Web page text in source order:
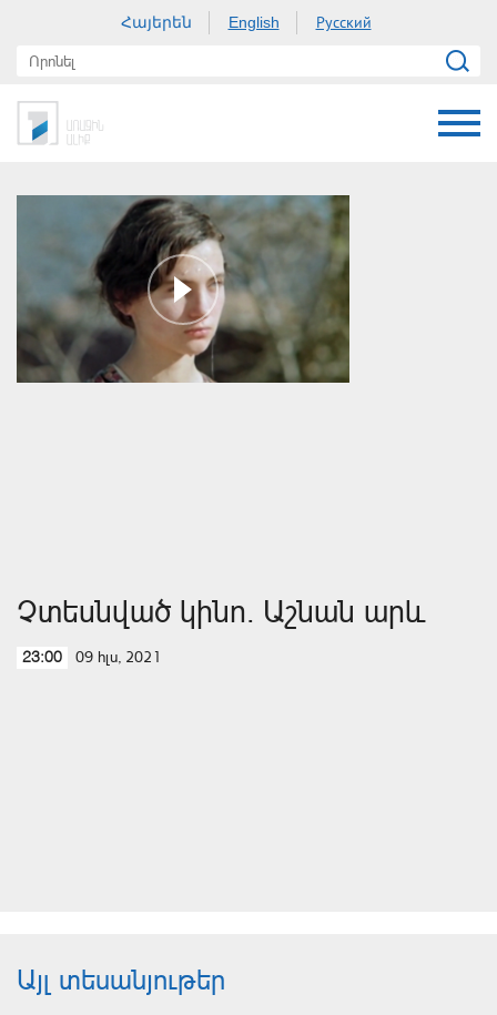
Հայերեն English Русский
Չտեսնված կինո. Աշնան արև
23:00 09 հլս, 2021
Այլ տեսանյութեր